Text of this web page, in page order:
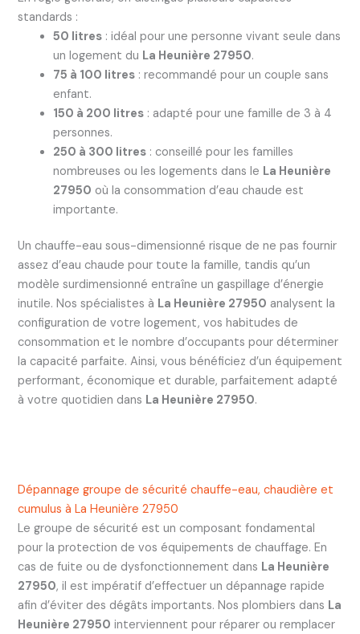
standards :
50 litres: idéal pour une personne vivant seule dans
un logement du La Heunière 27950.
75 à 100 litres: recommandé pour un couple sans
enfant.
150 à 200 litres: adapté pour une famille de 3 à 4
personnes.
250 à 300 litres: conseillé pour les familles
nombreuses ou les logements dans le La Heunière
27950 où la consommation d’eau chaude est
importante.
Un chauffe-eau sous-dimensionné risque de ne pas fournir
assez d’eau chaude pour toute la famille, tandis qu’un
modèle surdimensionné entraîne un gaspillage d’énergie
inutile. Nos spécialistes à La Heunière 27950 analysent la
configuration de votre logement, vos habitudes de
consommation et le nombre d’occupants pour déterminer
la capacité parfaite. Ainsi, vous bénéficiez d’un équipement
performant, économique et durable, parfaitement adapté
à votre quotidien dans La Heunière 27950.
Dépannage groupe de sécurité chauffe-eau, chaudière et
cumulus à La Heunière 27950
Le groupe de sécurité est un composant fondamental
pour la protection de vos équipements de chauffage. En
cas de fuite ou de dysfonctionnement dans La Heunière
27950, il est impératif d’effectuer un dépannage rapide
afin d’éviter des dégâts importants. Nos plombiers dans La
Heunière 27950 interviennent pour réparer ou remplacer